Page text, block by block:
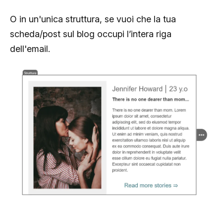
O in un'unica struttura, se vuoi che la tua
scheda/post sul blog occupi l’intera riga
dell'email.